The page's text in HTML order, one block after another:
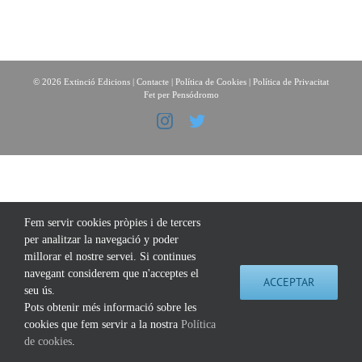
© 2026 Extinció Edicions | Contacte | Política de Cookies | Política de Privacitat
Fet per Pensódromo
Instagram
Twitter
Fem servir cookies pròpies i de tercers
per analitzar la navegació y poder
millorar el nostre servei. Si continues
navegant considerem que n'acceptes el
seu ús.
Pots obtenir més informació sobre les
cookies que fem servir a la nostra Política
de cookies.
ACCEPTAR